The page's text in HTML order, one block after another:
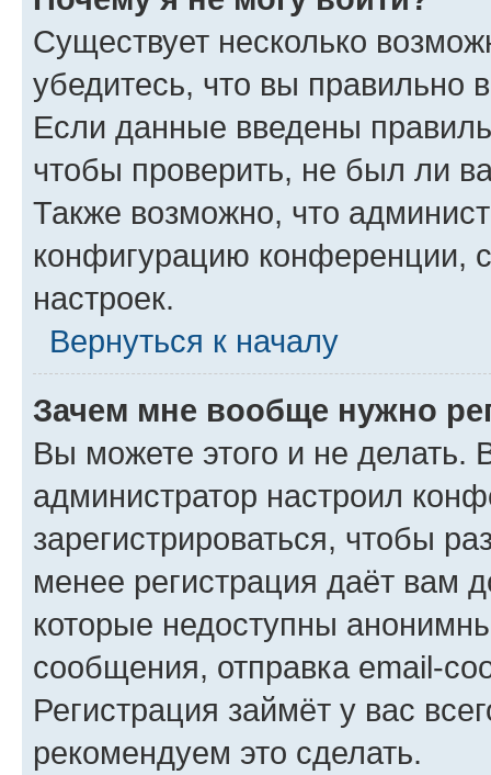
Существует несколько
убедитесь, что вы правильно
Если данные введены
чтобы проверить, не был ли
Также возможно, что
конфигурацию конференции,
настроек.
Вернуться к началу
Зачем мне вообще нужно
Вы можете этого и не делать.
администратор настроил
зарегистрироваться, чтобы
менее регистрация даёт вам
которые недоступны
сообщения, отправка email-
Регистрация займёт у вас
рекомендуем это сделать.